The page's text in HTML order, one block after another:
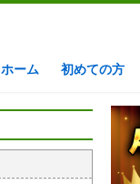
ホーム 初めての方